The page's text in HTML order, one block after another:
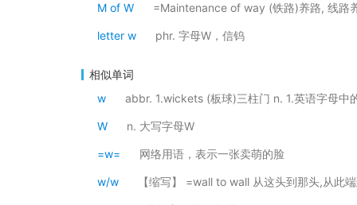
M of W =Maintenance of way (铁路)养路, 线路
letter w phr. 字母W，信钨
相似单词
w
abbr. 1.wickets (板球)三柱门 n. 1.英语字母中
W n. 大写字母W
=w= 网络用语，表示一张卖萌的脸
w/w 【缩写】 =wall to wall 从这头到那头,从此